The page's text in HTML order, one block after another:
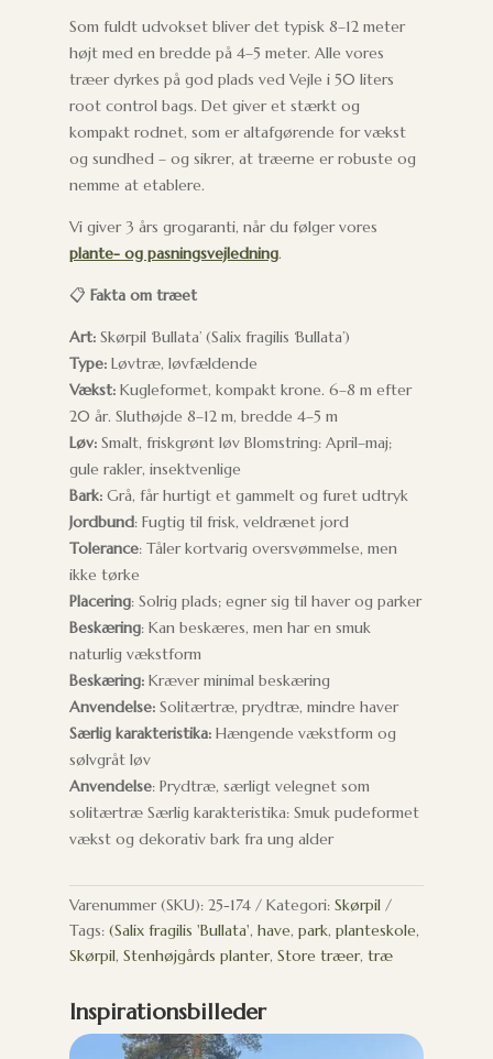
Som fuldt udvokset bliver det typisk 8–12 meter
højt med en bredde på 4–5 meter. Alle vores
træer dyrkes på god plads ved Vejle i 50 liters
root control bags. Det giver et stærkt og
kompakt rodnet, som er altafgørende for vækst
og sundhed – og sikrer, at træerne er robuste og
nemme at etablere.
Vi giver 3 års grogaranti, når du følger vores
plante- og pasningsvejledning.
📋 Fakta om træet
Art:Skørpil ‘Bullata’ (Salix fragilis ‘Bullata’)
Type:Løvtræ, løvfældende
Vækst:Kugleformet, kompakt krone. 6–8 m efter
20 år. Sluthøjde 8–12 m, bredde 4–5 m
Løv:Smalt, friskgrønt løv Blomstring: April–maj;
gule rakler, insektvenlige
Bark:Grå, får hurtigt et gammelt og furet udtryk
Jordbund: Fugtig til frisk, veldrænet jord
Tolerance: Tåler kortvarig oversvømmelse, men
ikke tørke
Placering: Solrig plads; egner sig til haver og parker
Beskæring: Kan beskæres, men har en smuk
naturlig vækstform
Beskæring:Kræver minimal beskæring
Anvendelse:Solitærtræ, prydtræ, mindre haver
Særlig karakteristika:Hængende vækstform og
sølvgråt løv
Anvendelse: Prydtræ, særligt velegnet som
solitærtræ Særlig karakteristika: Smuk pudeformet
vækst og dekorativ bark fra ung alder
Varenummer (SKU): 25-174 Kategori: Skørpil
Tags: (Salix fragilis 'Bullata', have, park, planteskole,
Skørpil, Stenhøjgårds planter, Store træer, træ
Inspirationsbilleder